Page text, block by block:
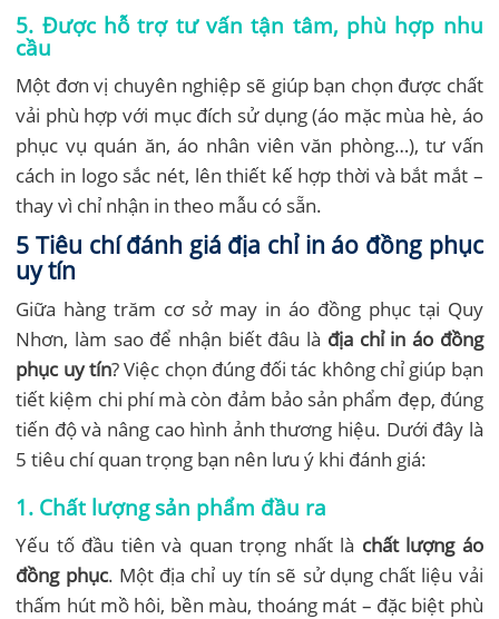
5. Được hỗ trợ tư vấn tận tâm, phù hợp nhu
cầu
Một đơn vị chuyên nghiệp sẽ giúp bạn chọn được chất
vải phù hợp với mục đích sử dụng (áo mặc mùa hè, áo
phục vụ quán ăn, áo nhân viên văn phòng…), tư vấn
cách in logo sắc nét, lên thiết kế hợp thời và bắt mắt –
thay vì chỉ nhận in theo mẫu có sẵn.
5 Tiêu chí đánh giá địa chỉ in áo đồng phục
uy tín
Giữa hàng trăm cơ sở may in áo đồng phục tại Quy
Nhơn, làm sao để nhận biết đâu là địa chỉ in áo đồng
phục uy tín? Việc chọn đúng đối tác không chỉ giúp bạn
tiết kiệm chi phí mà còn đảm bảo sản phẩm đẹp, đúng
tiến độ và nâng cao hình ảnh thương hiệu. Dưới đây là
5 tiêu chí quan trọng bạn nên lưu ý khi đánh giá:
1. Chất lượng sản phẩm đầu ra
Yếu tố đầu tiên và quan trọng nhất là chất lượng áo
đồng phục. Một địa chỉ uy tín sẽ sử dụng chất liệu vải
thấm hút mồ hôi, bền màu, thoáng mát – đặc biệt phù